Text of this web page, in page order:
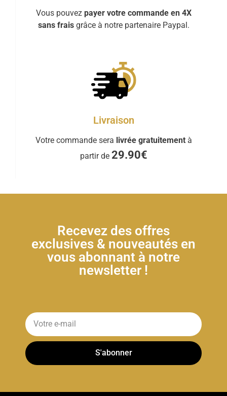
Vous pouvez payer votre commande en 4X
sans frais grâce à notre partenaire Paypal.
Livraison
Votre commande sera livrée gratuitement à
partir de 29.90€
Recevez des offres
exclusives & nouveautés en
vous abonnant à notre
newsletter !
S'abonner